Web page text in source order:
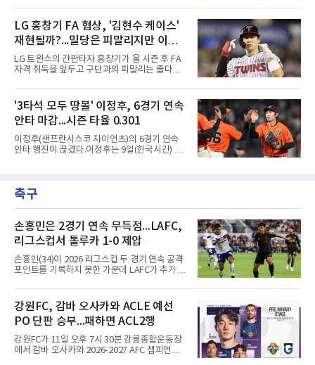
두 2위다. 올해 토론토와 1년 300만 달러에 재계
약한 그는 9위 게일로드 페리(3
크에서 열린 로스앤젤레스 에인절스전에 선발
등판해 7이닝 3피안타 무실점을 기록, 7-0 승리
를 이끌며 시즌 13승(6패)을 올렸다. 평균자책점
은 3.52로 떨어졌고, 3회를 마쳤을 때 통산 1천
226이닝을 기록해 리키 놀라스코의 구단 최다
이닝(1천225⅔이닝)을 경신했다.시즌 소화 이닝
은 163⅔이닝으로 규정이닝 162이닝을 통과했
인트루이스에서 데뷔해 이듬해 마이애미로 이적
한 그는 2022년 리그 최다 228⅔이닝
LG 홍창기 FA 협상, '김현수 케이스'
재현될까?...밀당은 피말리지만 이적
가능성은 낮아
LG 트윈스의 간판타자 홍창기가 올 시즌 후 FA
자격 취득을 앞두고 구단과의 피말리는 줄다리
김현수가 FA 시장에서 이적했던 충격적인 선례
가 소환되면서 벌써부터 팬들의 이목이 집중되
는 양상이다.다만 이번 협상은 과거 김현수 케이
스와는 판이하게 다른 환경 속에서 전개될 것으
로 보인다. 선수 측과 구단 간의 시각 차이가 팽
팽히 맞서며 내부 협상 과정은 극심한 진통을 겪
을 가능성이 크지만, 시장 외부에서 불어오는 변
에서 이탈하는 아픔을 겪었고, 이어진 2026시즌
초중반에도 실전 감각 회복
'3타석 모두 땅볼' 이정후, 6경기 연속
안타 마감...시즌 타율 0.301
이정후(샌프란시스코 자이언츠)의 6경기 연속
안타 행진이 끊겼다.이정후는 9일(한국시간) 미
은 0.301로 하락했다. 1회와 4회 유격수 땅볼, 7
회 2루수 땅볼로 물러났고 9회초 대수비와 교체
데다 7회 6실점이 겹쳐 0-8로 졌다.샌디에이고
파드리스 송성문은 휴스턴 애스트로스와의 홈경
기에 결장했다. 샌디에이고는 3-2로 이겼다.
축구
손흥민은 2경기 연속 무득점...LAFC,
리그스컵서 톨루카 1-0 제압
손흥민(34)이 2026 리그스컵 두 경기 연속 공격
포인트를 기록하지 못한 가운데 LAFC가 추가시
간) 미국 로스앤젤레스 BMO 스타디움에서 열린
멕시코 리가 MX 톨루카와의 조별리그 2차전에
최전방 공격수로 선발 출전했으나 슈팅 없이 후
반 23분 주드 테리와 교체됐다. 북중미 월드컵
이후 MLS 4경기 연속 골을 넣었던 그는 지난 6
일 치바스 과달라하라전에 이어 침묵했다.전반
1분 다비드 마르티네스가 얻은 페널티킥은 비디
강원FC, 감바 오사카와 ACLE 예선
PO 단판 승부...패하면 ACL2행
강원FC가 11일 오후 7시 30분 강릉종합운동장
에서 감바 오사카와 2026-2027 AFC 챔피언스